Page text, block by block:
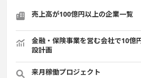
売上高が100億円以上の企業一覧
金融・保険事業を営む会社で10億
設計画
来月稼働プロジェクト